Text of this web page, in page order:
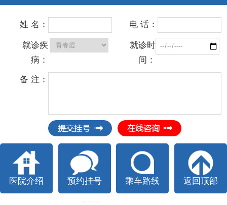
姓 名： 电 话：
就诊疾
病：
就诊时
间：
备 注：
医院介绍 预约挂号 乘车路线 返回顶部